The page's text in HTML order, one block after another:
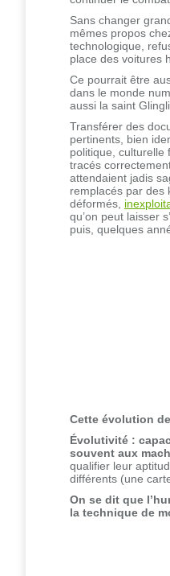
Sans changer
mêmes propos
technologique,
place des voitures
Ce pourrait être
dans le monde
aussi la saint
Transférer des
pertinents, bien
politique, culturelle
tracés
attendaient jadis
remplacés par des
déformés,
qu’on peut laisser
puis, quelques
Cette évolution
Évolutivité :
souvent aux
qualifier leur
différents (une
On se dit que
la technique de